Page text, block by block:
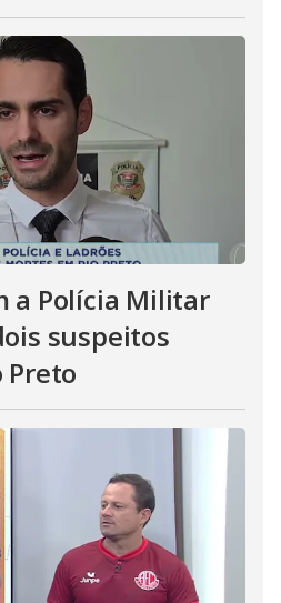
a Polícia Militar
suspeitos
Preto